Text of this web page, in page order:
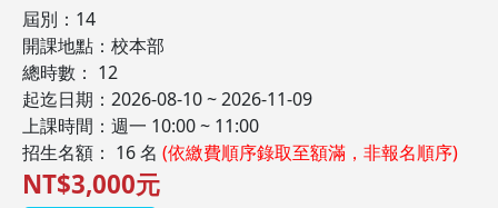
屆別：14
開課地點：校本部
總時數： 12
起迄日期：2026-08-10 ~ 2026-11-09
上課時間：週一 10:00 ~ 11:00
招生名額： 16 名 (依繳費順序錄取至額滿，非報名順序)
NT$3,000元